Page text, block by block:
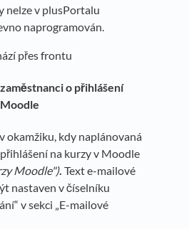
nelze v plusPortalu
naprogramován.
přes frontu
o přihlášení
okamžiku, kdy naplánovaná
na kurzy v Moodle
Moodle"). Text e-mailové
nastaven v číselníku
v sekci „E-mailové